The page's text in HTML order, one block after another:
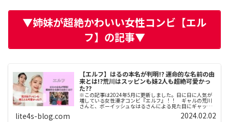
▼姉妹が超絶かわいい女性コンビ【エル
フ】の記事▼
【エルフ】はるの本名が判明!? 運命的な名前の由
来とは!?荒川はスッピンも妹2人も超絶可愛かっ
た??
※この記事は2024年5月に更新しました。日に日に人気が
増している女性漫才コンビ『エルフ』！！ ギャルの荒川
さんと、ボーイッシュなはるさんによる見た目にギャップ
のあるコンビですが、その実力は確かなもの。そして、激
lite4s-blog.com 2024.02.02